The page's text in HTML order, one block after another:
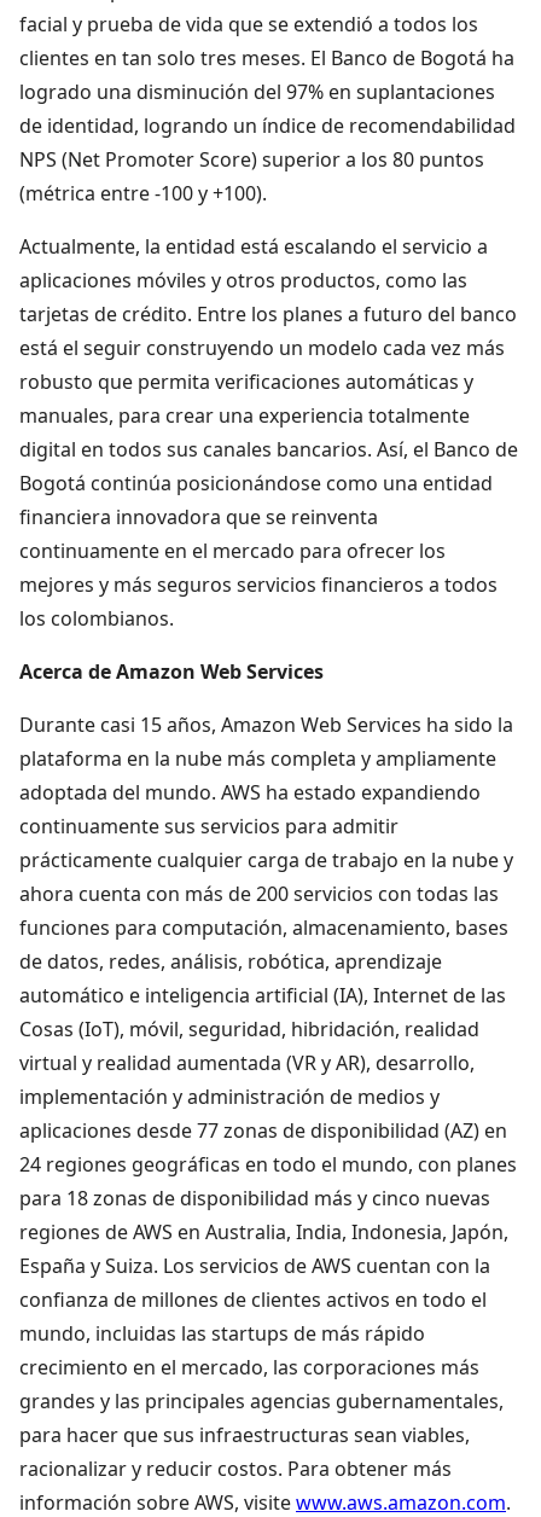
facial y prueba de vida que se extendió a todos los
clientes en tan solo tres meses. El Banco de Bogotá ha
logrado una disminución del 97% en suplantaciones
de identidad, logrando un índice de recomendabilidad
NPS (Net Promoter Score) superior a los 80 puntos
(métrica entre -100 y +100).
Actualmente, la entidad está escalando el servicio a
aplicaciones móviles y otros productos, como las
tarjetas de crédito. Entre los planes a futuro del banco
está el seguir construyendo un modelo cada vez más
robusto que permita verificaciones automáticas y
manuales, para crear una experiencia totalmente
digital en todos sus canales bancarios. Así, el Banco de
Bogotá continúa posicionándose como una entidad
financiera innovadora que se reinventa
continuamente en el mercado para ofrecer los
mejores y más seguros servicios financieros a todos
los colombianos.
Acerca de Amazon Web Services
Durante casi 15 años, Amazon Web Services ha sido la
plataforma en la nube más completa y ampliamente
adoptada del mundo. AWS ha estado expandiendo
continuamente sus servicios para admitir
prácticamente cualquier carga de trabajo en la nube y
ahora cuenta con más de 200 servicios con todas las
funciones para computación, almacenamiento, bases
de datos, redes, análisis, robótica, aprendizaje
automático e inteligencia artificial (IA), Internet de las
Cosas (IoT), móvil, seguridad, hibridación, realidad
virtual y realidad aumentada (VR y AR), desarrollo,
implementación y administración de medios y
aplicaciones desde 77 zonas de disponibilidad (AZ) en
24 regiones geográficas en todo el mundo, con planes
para 18 zonas de disponibilidad más y cinco nuevas
regiones de AWS en Australia, India, Indonesia, Japón,
España y Suiza. Los servicios de AWS cuentan con la
confianza de millones de clientes activos en todo el
mundo, incluidas las startups de más rápido
crecimiento en el mercado, las corporaciones más
grandes y las principales agencias gubernamentales,
para hacer que sus infraestructuras sean viables,
racionalizar y reducir costos. Para obtener más
información sobre AWS, visitewww.aws.amazon.com.